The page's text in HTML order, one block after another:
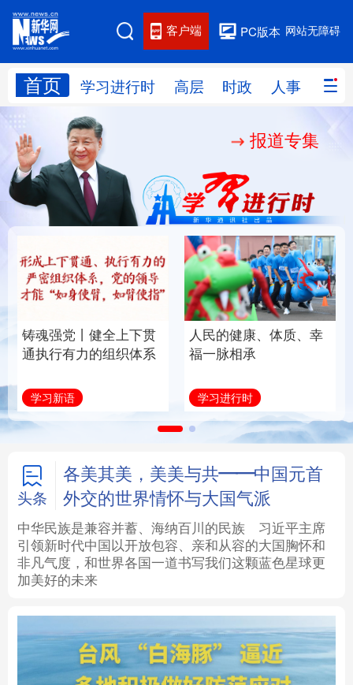
网站无障碍
PC版本
客户端
首页 学习进行时 高层 时政 人事 国际
网站地图
学习进行时 人事
国际 财经 网评
思客智库 全球连线 教育
科技 科创 量子 体育
文化 书画 健康 军事
访谈 视频 图片 政务
信息化 数字经济
学术中国 乡村振兴 银龄 溯源中国
城市 旅游 能源
彩票 娱乐 时尚 悦读
公益
文化产业
报道专集
铸魂强党丨健全上下贯
通执行有力的组织体系
学习新语
人民的健康、体质、幸
福一脉相承
学习进行时
头条
各美其美，美美与共——中国元首
外交的世界情怀与大国气派
中华民族是兼容并蓄、海纳百川的民族
习近平主席
引领新时代中国以开放包容、亲和从容的大国胸怀和
非凡气度，和世界各国一道书写我们这颗蓝色星球更
加美好的未来